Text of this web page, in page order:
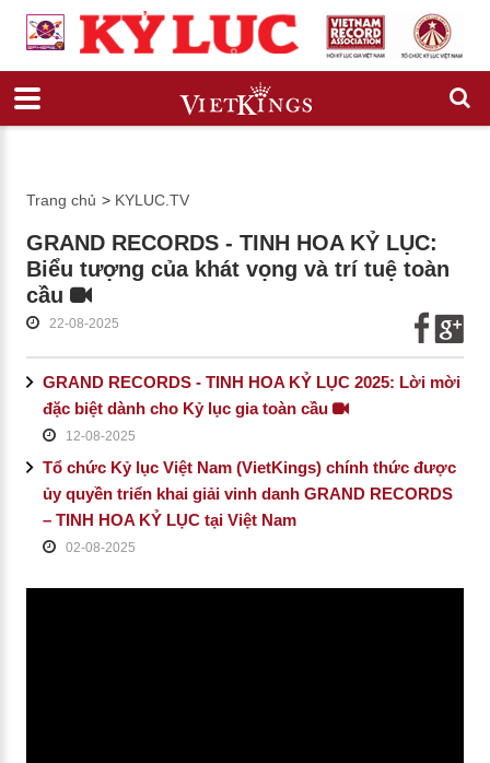
Trang chủ > KYLUC.TV
GRAND RECORDS - TINH HOA KỶ LỤC:
Biểu tượng của khát vọng và trí tuệ toàn
cầu
22-08-2025
GRAND RECORDS - TINH HOA KỶ LỤC 2025: Lời mời
đặc biệt dành cho Kỷ lục gia toàn cầu
12-08-2025
Tổ chức Kỷ lục Việt Nam (VietKings) chính thức được
ủy quyền triển khai giải vinh danh GRAND RECORDS
– TINH HOA KỶ LỤC tại Việt Nam
02-08-2025